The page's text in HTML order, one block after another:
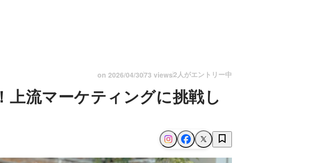
on 2026/04/3073 views2人がエントリー中
上流マーケティングに挑戦し